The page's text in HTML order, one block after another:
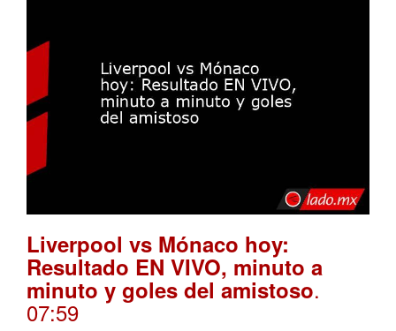
Liverpool vs Mónaco hoy:
Resultado EN VIVO, minuto a
minuto y goles del amistoso.
07:59